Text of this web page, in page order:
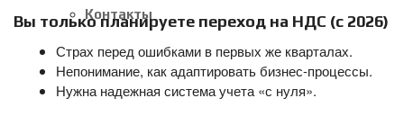
Контакты
Вы только планируете переход на НДС (с 2026)
Страх перед ошибками в первых же кварталах.
Непонимание, как адаптировать бизнес-процессы.
Нужна надежная система учета «с нуля».